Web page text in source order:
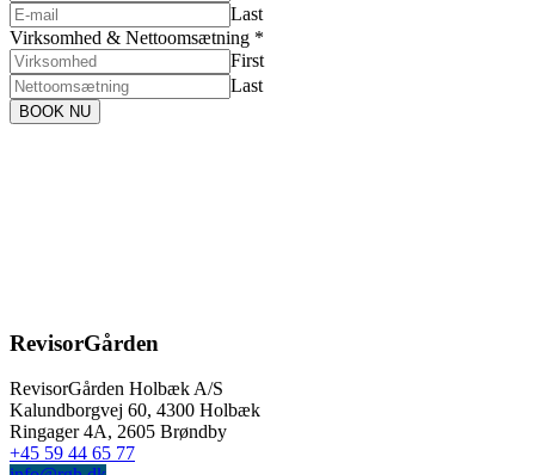
Last
Virksomhed & Nettoomsætning *
First
Last
BOOK NU
RevisorGården
RevisorGården Holbæk A/S
Kalundborgvej 60, 4300 Holbæk
Ringager 4A, 2605 Brøndby
+45 59 44 65 77